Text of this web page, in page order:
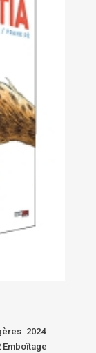
2024
Emboîtage